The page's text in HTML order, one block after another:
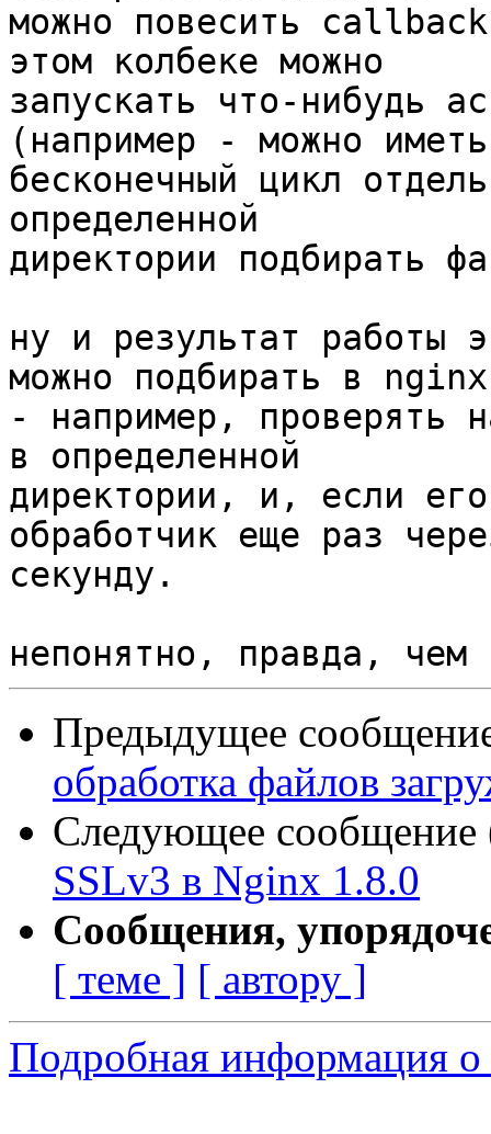
можно повесить
этом колбеке можно
запускать что-нибудь
(например - можно иметь
бесконечный цикл
определенной
директории подбирать
ну и результат работы
можно подбирать в nginx
- например, проверять
в определенной
директории, и, если
обработчик еще раз
секунду.
Предыдущее
обработка файлов
Следующее сообщение
SSLv3 в Nginx 1.8.0
Сообщения,
[ теме ] [ автору ]
Подробная информация